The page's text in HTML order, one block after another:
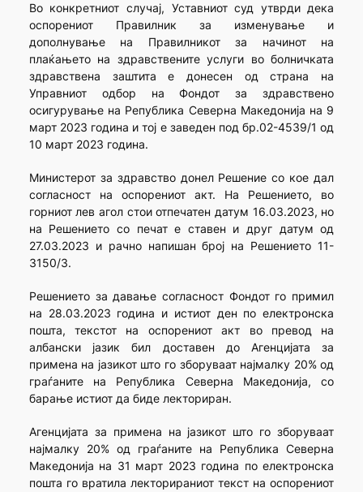
Во конкретниот случај, Уставниот суд утврди дека
оспорениот Правилник за изменување и
дополнување на Правилникот за начинот на
плаќањето на здравствените услуги во болничката
здравствена заштита е донесен од страна на
Управниот одбор на Фондот за здравствено
осигурување на Република Северна Македонија на 9
март 2023 година и тој е заведен под бр.02-4539/1 од
10 март 2023 година.
Министерот за здравство донел Решение со кое дал
согласност на оспорениот акт. На Решението, во
горниот лев агол стои отпечатен датум 16.03.2023, но
на Решението со печат е ставен и друг датум од
27.03.2023 и рачно напишан број на Решението 11-
3150/3.
Решението за давање согласност Фондот го примил
на 28.03.2023 година и истиот ден по електронска
пошта, текстот на оспорениот акт во превод на
албански јазик бил доставен до Агенцијата за
примена на јазикот што го зборуваат најмалку 20% од
граѓаните на Република Северна Македонија, со
барање истиот да биде лекториран.
Агенцијата за примена на јазикот што го зборуваат
најмалку 20% од граѓаните на Република Северна
Македонија на 31 март 2023 година по електронска
пошта го вратила лекторираниот текст на оспорениот